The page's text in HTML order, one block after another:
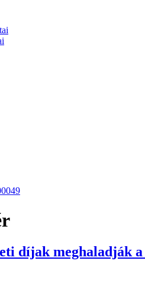
díjak meghaladják